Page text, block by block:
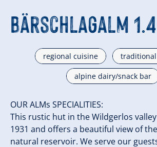
Bärschlagalm
regional cuisine
alpine dairy/snack bar
OUR ALMs SPECIALITIES:
This rustic hut in the Wildgerlos
1931 and offers a beautiful view of
natural reservoir. We serve our